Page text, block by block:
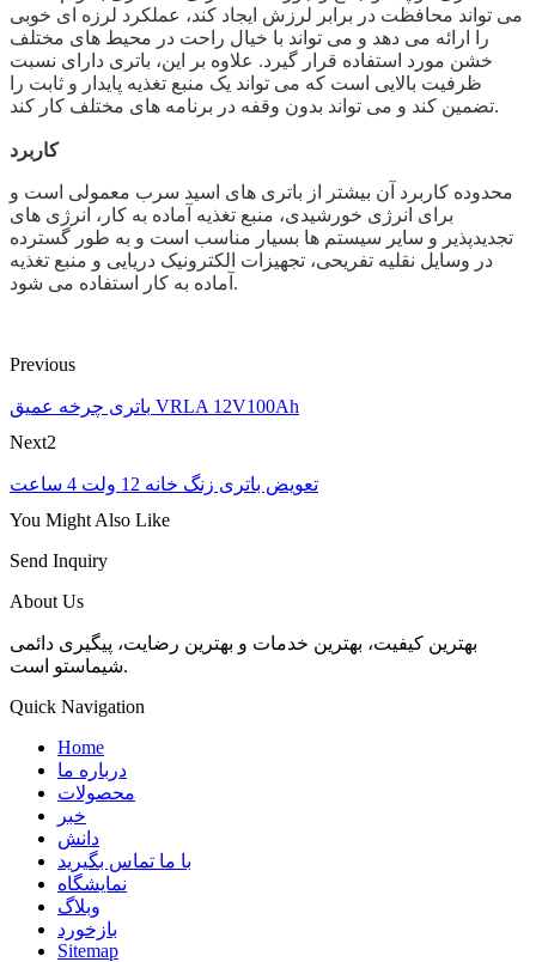
می تواند محافظت در برابر لرزش ایجاد کند، عملکرد لرزه ای خوبی
را ارائه می دهد و می تواند با خیال راحت در محیط های مختلف
خشن مورد استفاده قرار گیرد. علاوه بر این، باتری دارای نسبت
ظرفیت بالایی است که می تواند یک منبع تغذیه پایدار و ثابت را
تضمین کند و می تواند بدون وقفه در برنامه های مختلف کار کند.
کاربرد
محدوده کاربرد آن بیشتر از باتری های اسید سرب معمولی است و
برای انرژی خورشیدی، منبع تغذیه آماده به کار، انرژی های
تجدیدپذیر و سایر سیستم ها بسیار مناسب است و به طور گسترده
در وسایل نقلیه تفریحی، تجهیزات الکترونیک دریایی و منبع تغذیه
آماده به کار استفاده می شود.
Previous
باتری چرخه عمیق VRLA 12V100Ah
Next2
تعویض باتری زنگ خانه 12 ولت 4 ساعت
You Might Also Like
Send Inquiry
About Us
بهترین کیفیت، بهترین خدمات و بهترین رضایت، پیگیری دائمی
شیماستو است.
Quick Navigation
Home
درباره ما
محصولات
خبر
دانش
با ما تماس بگیرید
نمایشگاه
وبلاگ
بازخورد
Sitemap